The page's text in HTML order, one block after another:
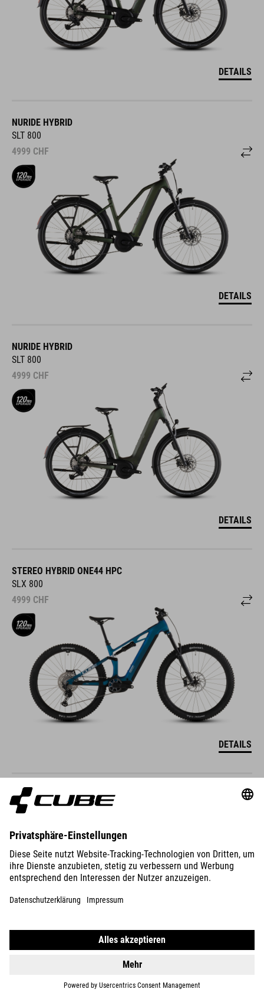
DETAILS
NURIDE HYBRID
SLT 800
4999 CHF
DETAILS
NURIDE HYBRID
SLT 800
4999 CHF
DETAILS
STEREO HYBRID ONE44 HPC
SLX 800
4999 CHF
DETAILS
STEREO HYBRID ONE44 HPC
SLX 800